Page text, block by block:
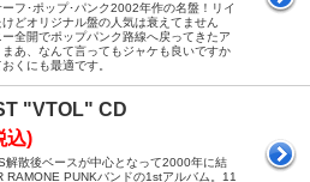
フ･ポップ･パンク2002年作の名盤！リイ
どオリジナル盤の人気は衰えてません
全開でポップパンク路線へ戻ってきたア
まあ、なんて言ってもジャケも良いですか
くにも最適です。
"VTOL" CD
込)
解散後ベースが中心となって2000年に結
RAMONE PUNKバンドの1stアルバム。11